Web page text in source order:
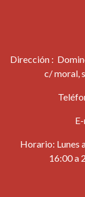
Dirección :
c/ moral,
Horario: Lunes
16:00 a